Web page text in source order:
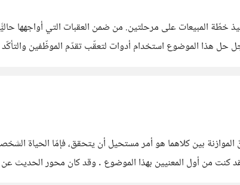
المبيعات على مرحلتين. من ضمن العقبات التي أواجهها حاليًّا
هذا الموضوع استخدام أدوات لتعقّب تقدّم الموظّفين
بين كلاهما هو أمر مستحيل أن يتحقق، فإمّا الحياة
كنت من أول المعنيين بهذا الموضوع . وقد كان محور الحديث